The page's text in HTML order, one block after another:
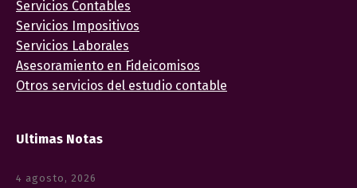
Servicios Contables
Servicios Impositivos
Servicios Laborales
Asesoramiento en Fideicomisos
Otros servicios del estudio contable
Ultimas Notas
4 agosto, 2026